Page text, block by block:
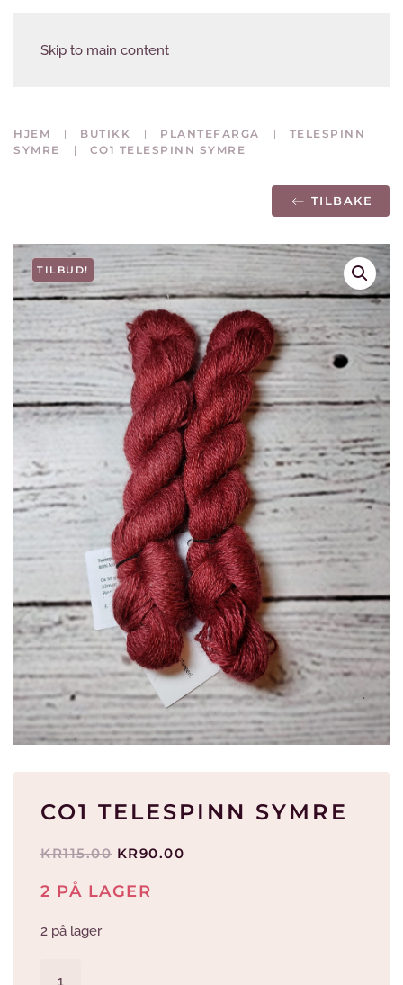
Skip to main content
HJEM BUTIKK PLANTEFARGA
TELESPINN
SYMRE
CO1 TELESPINN SYMRE
TILBAKE
TILBUD!
CO1 TELESPINN SYMRE
KR115.00 OPPRINNELIG
VAR:
KR90.00
2 PÅ LAGER
2 på lager